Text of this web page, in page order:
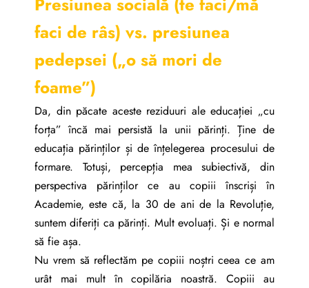
faci de râs) vs. presiunea
pedepsei („o să mori de
foame”)
Da, din păcate aceste reziduuri ale educației „cu
forța” încă mai persistă la unii părinți. Ține de
educația părinților și de înțelegerea procesului de
formare. Totuși, percepția mea subiectivă, din
perspectiva părinților ce au copiii înscriși în
Academie, este că, la 30 de ani de la Revoluție,
suntem diferiți ca părinți. Mult evoluați. Și e normal
să fie așa.
Nu vrem să reflectăm pe copiii noștri ceea ce am
urât mai mult în copilăria noastră. Copiii au